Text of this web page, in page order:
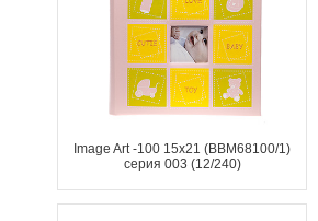
Image Art -100 15x21 (BBM68100/1)
серия 003 (12/240)